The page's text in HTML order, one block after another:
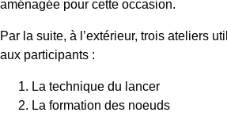
aménagée pour cette occasion.
Par la suite, à l’extérieur, trois ateliers
aux participants :
La technique du lancer
La formation des noeuds